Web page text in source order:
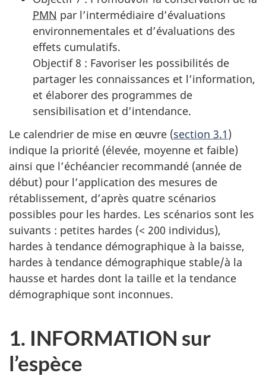
PMN par l’intermédiaire d’évaluations
environnementales et d’évaluations des
effets cumulatifs.
Objectif 8 : Favoriser les possibilités de
partager les connaissances et l’information,
et élaborer des programmes de
sensibilisation et d’intendance.
Le calendrier de mise en œuvre (section 3.1)
indique la priorité (élevée, moyenne et faible)
ainsi que l’échéancier recommandé (année de
début) pour l’application des mesures de
rétablissement, d’après quatre scénarios
possibles pour les hardes. Les scénarios sont les
suivants : petites hardes (< 200 individus),
hardes à tendance démographique à la baisse,
hardes à tendance démographique stable/à la
hausse et hardes dont la taille et la tendance
démographique sont inconnues.
1. INFORMATION sur
l’espèce